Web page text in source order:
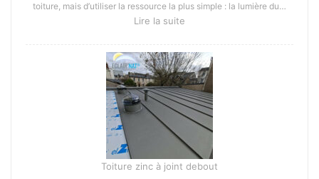
toiture, mais d’utiliser la ressource la plus simple : la lumière du…
Lire la suite
:
sans
priver
les
employés
l’accès
à
Toiture zinc à joint debout